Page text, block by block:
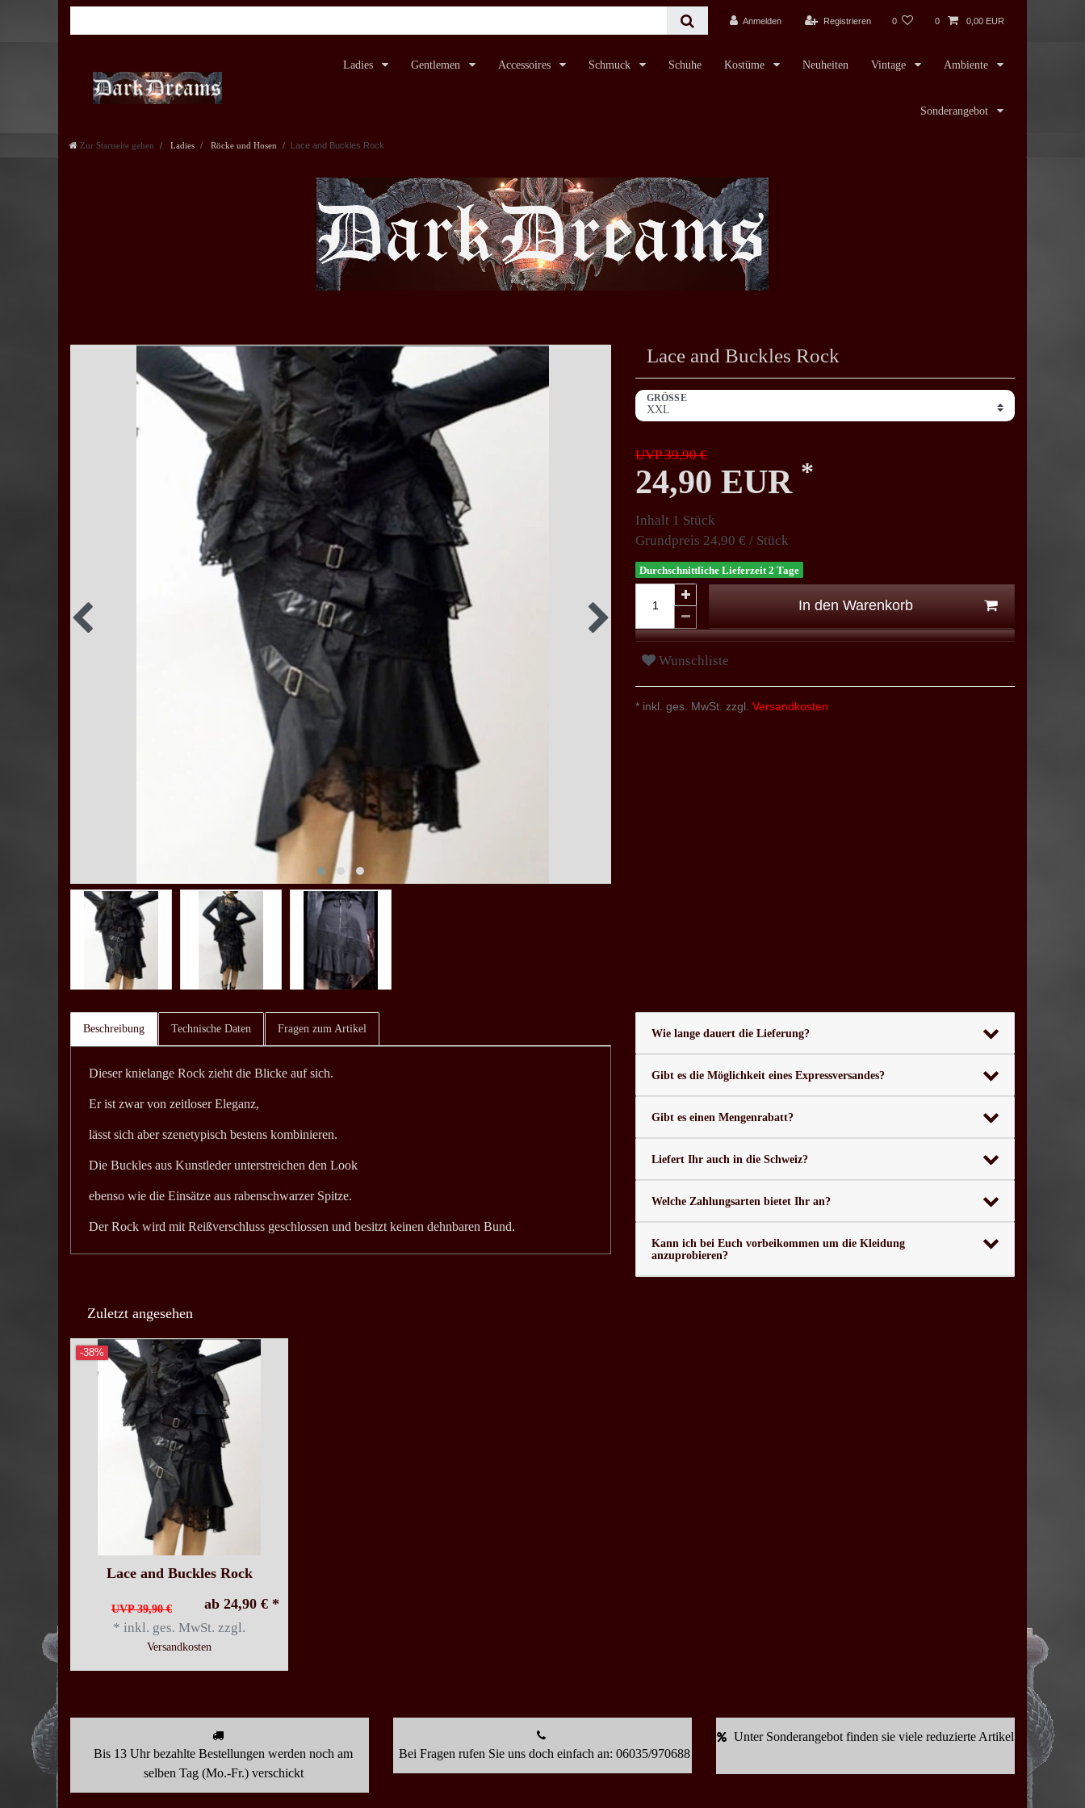
Anmelden Registrieren 0 0 0,00 EUR
Ladies Gentlemen Accessoires Schmuck Schuhe Kostüme Neuheiten Vintage Ambiente
Sonderangebot
Zur Startseite gehen Ladies Röcke und Hosen Lace and Buckles Rock
Lace and Buckles Rock
GRÖSSE
UVP 39,90 €
24,90 EUR *
Inhalt 1 Stück
Grundpreis 24,90 € / Stück
Durchschnittliche Lieferzeit 2 Tage
In den Warenkorb
Wunschliste
* inkl. ges. MwSt. zzgl. Versandkosten
Beschreibung Technische Daten Fragen zum Artikel
Dieser knielange Rock zieht die Blicke auf sich.
Er ist zwar von zeitloser Eleganz,
lässt sich aber szenetypisch bestens kombinieren.
Die Buckles aus Kunstleder unterstreichen den Look
ebenso wie die Einsätze aus rabenschwarzer Spitze.
Der Rock wird mit Reißverschluss geschlossen und besitzt keinen dehnbaren Bund.
Wie lange dauert die Lieferung?
Gibt es die Möglichkeit eines Expressversandes?
Gibt es einen Mengenrabatt?
Liefert Ihr auch in die Schweiz?
Welche Zahlungsarten bietet Ihr an?
Kann ich bei Euch vorbeikommen um die Kleidung
anzuprobieren?
Zuletzt angesehen
-38%
Lace and Buckles Rock
UVP 39,90 € ab 24,90 € *
* inkl. ges. MwSt. zzgl.
Versandkosten
Bis 13 Uhr bezahlte Bestellungen werden noch am
selben Tag (Mo.-Fr.) verschickt
Bei Fragen rufen Sie uns doch einfach an: 06035/970688
Unter Sonderangebot finden sie viele reduzierte Artikel